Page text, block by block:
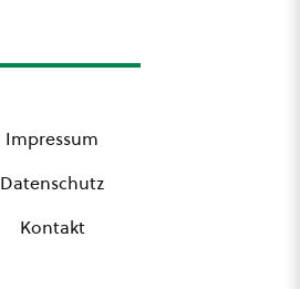
Impressum
Datenschutz
Kontakt